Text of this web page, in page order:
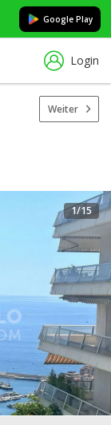
Google Play
Login
Weiter
1/15